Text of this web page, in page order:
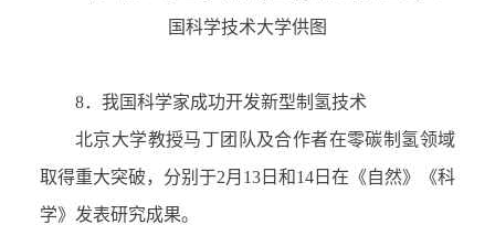
国科学技术大学供图
8． 我国科学家成功开发新型制氢技术
北京大学教授马丁团队及合作者在零碳制氢领域
取得重大突破，分别于2月 13 日和14 日在《自然》《科
学》发表研究成果。